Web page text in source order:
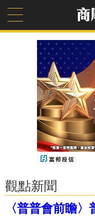
觀點新聞
〈普普會前瞻